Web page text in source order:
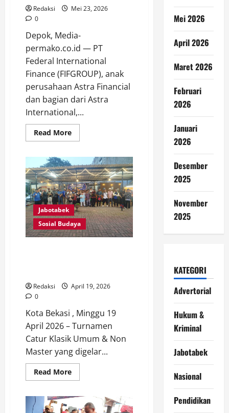
Kepentingan
Redaksi
Mei 23, 2026
0
Depok, Media-
permako.co.id — PT
Federal International
Finance (FIFGROUP), anak
perusahaan Astra Financial
dan bagian dari Astra
International,...
Read MoreRead
more
Penuh
Kebersamaan,
FIFGROUP
Gelar
Hajatan
Cabang
Depok
II
untuk
Apresiasi
Pelanggan
Jabotabek
Sosial Budaya
Redaksi
April 19, 2026
0
Kota Bekasi , Minggu 19
April 2026 – Turnamen
Catur Klasik Umum & Non
Master yang digelar...
Read MoreRead
more
Babak
6
Mei 2026
April 2026
Maret 2026
Februari
2026
Januari
2026
Desember
2025
November
2025
KATEGORI
Advertorial
Hukum &
Kriminal
Jabotabek
Nasional
Pendidikan